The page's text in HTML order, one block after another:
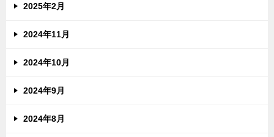
2025年2月
2024年11月
2024年10月
2024年9月
2024年8月